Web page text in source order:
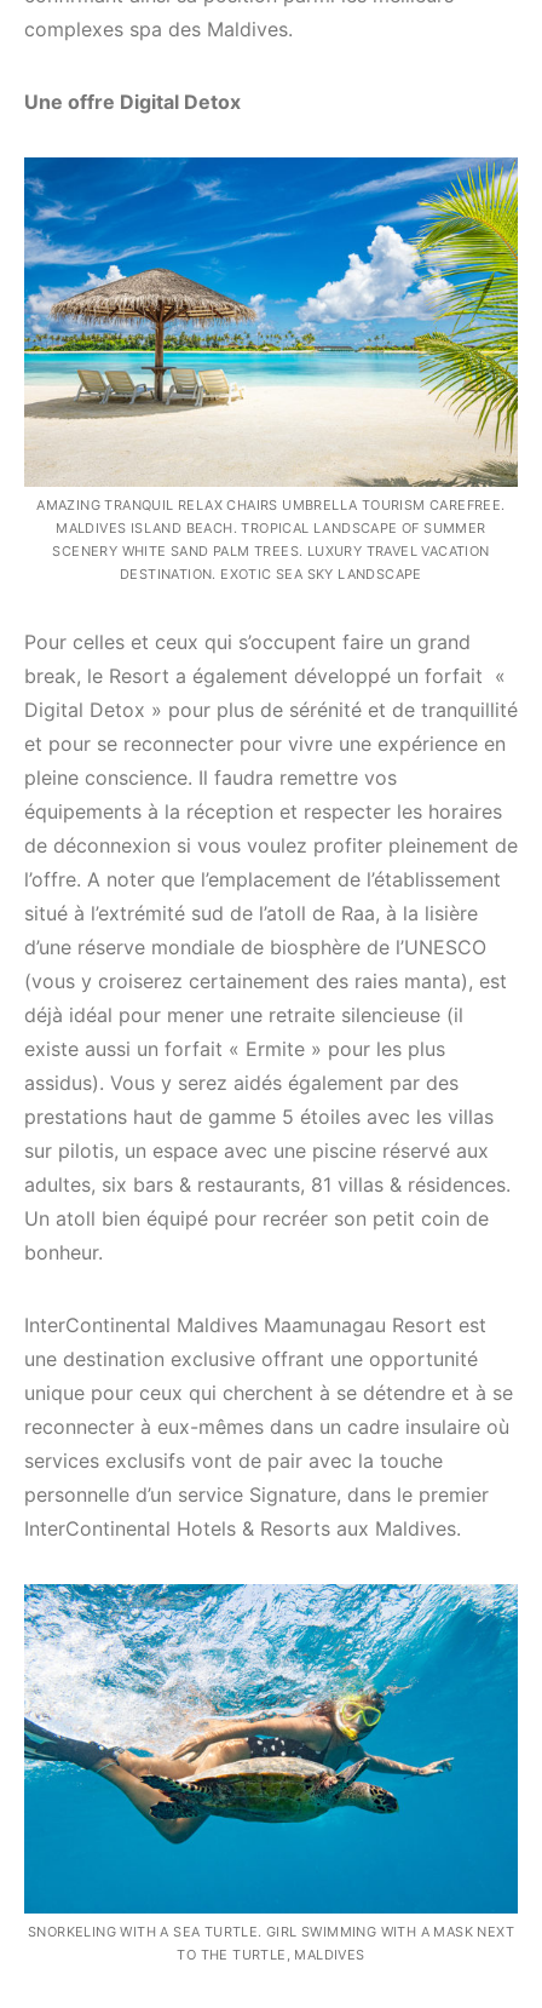
complexes spa des Maldives.
Une offre Digital Detox
AMAZING TRANQUIL RELAX CHAIRS UMBRELLA TOURISM CAREFREE.
MALDIVES ISLAND BEACH. TROPICAL LANDSCAPE OF SUMMER
SCENERY WHITE SAND PALM TREES. LUXURY TRAVEL VACATION
DESTINATION. EXOTIC SEA SKY LANDSCAPE
Pour celles et ceux qui s’occupent faire un grand
break, le Resort a également développé un forfait «
Digital Detox » pour plus de sérénité et de tranquillité
et pour se reconnecter pour vivre une expérience en
pleine conscience. Il faudra remettre vos
équipements à la réception et respecter les horaires
de déconnexion si vous voulez profiter pleinement de
l’offre. A noter que l’emplacement de l’établissement
situé à l’extrémité sud de l’atoll de Raa, à la lisière
d’une réserve mondiale de biosphère de l’UNESCO
(vous y croiserez certainement des raies manta), est
déjà idéal pour mener une retraite silencieuse (il
existe aussi un forfait « Ermite » pour les plus
assidus). Vous y serez aidés également par des
prestations haut de gamme 5 étoiles avec les villas
sur pilotis, un espace avec une piscine réservé aux
adultes, six bars & restaurants, 81 villas & résidences.
Un atoll bien équipé pour recréer son petit coin de
bonheur.
InterContinental Maldives Maamunagau Resort est
une destination exclusive offrant une opportunité
unique pour ceux qui cherchent à se détendre et à se
reconnecter à eux-mêmes dans un cadre insulaire où
services exclusifs vont de pair avec la touche
personnelle d’un service Signature, dans le premier
InterContinental Hotels & Resorts aux Maldives.
SNORKELING WITH A SEA TURTLE. GIRL SWIMMING WITH A MASK NEXT
TO THE TURTLE, MALDIVES